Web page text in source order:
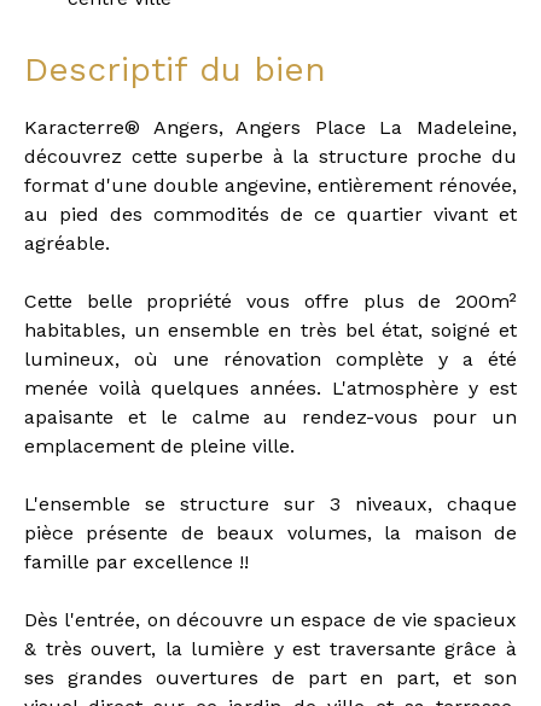
Descriptif du bien
Karacterre® Angers, Angers Place La Madeleine,
découvrez cette superbe à la structure proche du
format d'une double angevine, entièrement rénovée,
au pied des commodités de ce quartier vivant et
agréable.
Cette belle propriété vous offre plus de 200m²
habitables, un ensemble en très bel état, soigné et
lumineux, où une rénovation complète y a été
menée voilà quelques années. L'atmosphère y est
apaisante et le calme au rendez-vous pour un
emplacement de pleine ville.
L'ensemble se structure sur 3 niveaux, chaque
pièce présente de beaux volumes, la maison de
famille par excellence !!
Dès l'entrée, on découvre un espace de vie spacieux
& très ouvert, la lumière y est traversante grâce à
ses grandes ouvertures de part en part, et son